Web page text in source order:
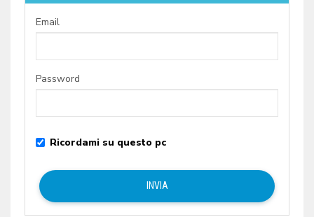
Email
Password
Ricordami su questo pc